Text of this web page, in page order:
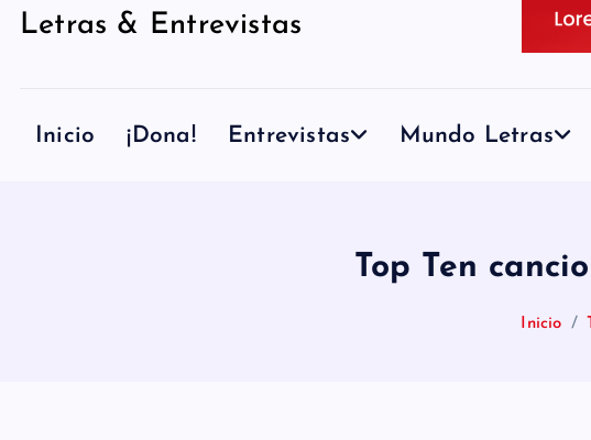
Letras & Entrevistas
Inicio ¡Dona! Entrevistas Mundo Letras
Top Ten
Inicio